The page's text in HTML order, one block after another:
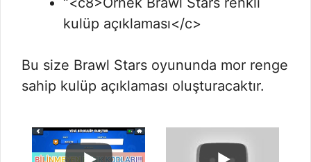
kulüp açıklaması</c>
Bu size Brawl Stars oyununda mor renge
sahip kulüp açıklaması oluşturacaktır.